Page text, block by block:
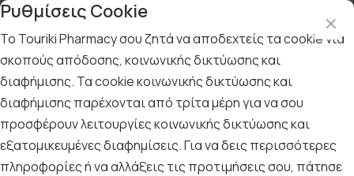
Αρχική / ΓΥΝΑΙΚΑ / Περιποίηση Προσώπου / Λάδια
Λάδια
18 ΠΡΟΪΟΝΤΑ
Ρυθμίσεις Cookie
Το Touriki Pharmacy σου ζητά να αποδεχτείς τα cookie για
σκοπούς απόδοσης, κοινωνικής δικτύωσης και
διαφήμισης. Τα cookie κοινωνικής δικτύωσης και
διαφήμισης παρέχονται από τρίτα μέρη για να σου
προσφέρουν λειτουργίες κοινωνικής δικτύωσης και
εξατομικευμένες διαφημίσεις. Για να δεις περισσότερες
πληροφορίες ή να αλλάξεις τις προτιμήσεις σου, πάτησε